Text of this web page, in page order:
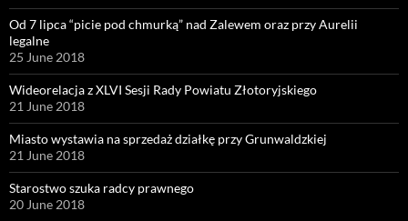
Od 7 lipca “picie pod chmurką” nad Zalewem oraz przy Aurelii
legalne
25 June 2018
Wideorelacja z XLVI Sesji Rady Powiatu Złotoryjskiego
21 June 2018
Miasto wystawia na sprzedaż działkę przy Grunwaldzkiej
21 June 2018
Starostwo szuka radcy prawnego
20 June 2018